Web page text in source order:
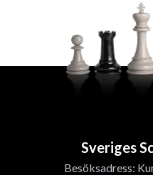
Sveriges
Besöksadress: